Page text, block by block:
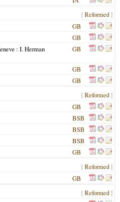
[Reformed ]
GB
GB
: I. Herman
GB
GB
GB
[Reformed ]
GB
BSB
BSB
BSB
GB
[Reformed ]
GB
[Reformed ]